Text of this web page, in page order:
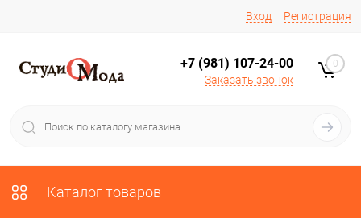
Вход Регистрация
+7 (981) 107-24-00
Заказать звонок
0
Каталог товаров